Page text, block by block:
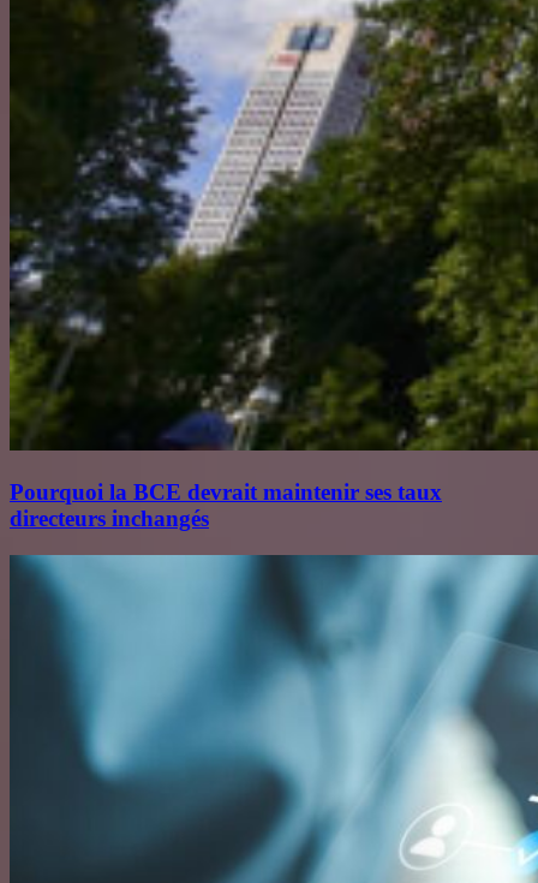
Pourquoi la BCE devrait maintenir ses taux
directeurs inchangés